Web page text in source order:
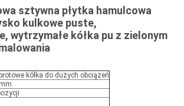
sztywna płytka hamulcowa
kulkowe puste,
wytrzymałe kółka pu z zielonym
kółka do dużych obciążeń